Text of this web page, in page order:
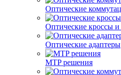
Оптические
Оптические кроссы и
Оптические адаптеры
MTP решения